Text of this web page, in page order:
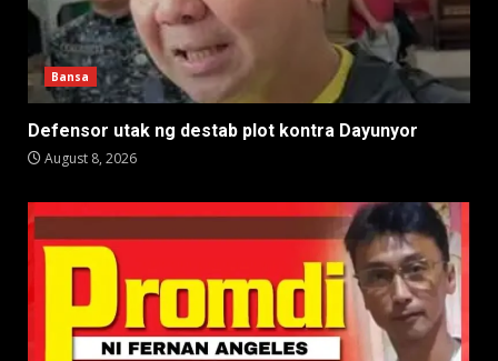
Bansa
Defensor utak ng destab plot kontra Dayunyor
August 8, 2026